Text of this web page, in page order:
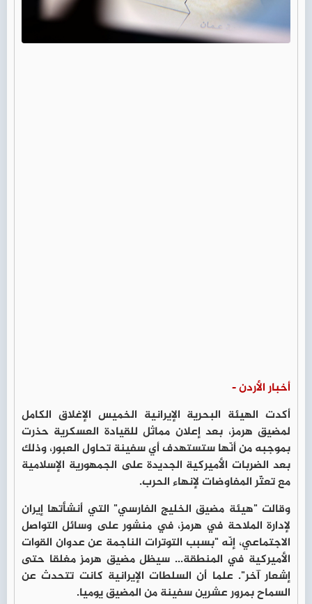
أخبار الأردن -
أكدت الهيئة البحرية الإيرانية الخميس الإغلاق الكامل
لمضيق هرمز، بعد إعلان مماثل للقيادة العسكرية حذرت
بموجبه من أنّها ستستهدف أي سفينة تحاول العبور، وذلك
بعد الضربات الأميركية الجديدة على الجمهورية الإسلامية
مع تعثّر المفاوضات لإنهاء الحرب.
وقالت "هيئة مضيق الخليج الفارسي" التي أنشأتها إيران
لإدارة الملاحة في هرمز، في منشور على وسائل التواصل
الاجتماعي، إنّه "بسبب التوترات الناجمة عن عدوان القوات
الأميركية في المنطقة... سيظل مضيق هرمز مغلقا حتى
إشعار آخر". علما أن السلطات الإيرانية كانت تتحدث عن
السماح بمرور عشرين سفينة من المضيق يوميا.